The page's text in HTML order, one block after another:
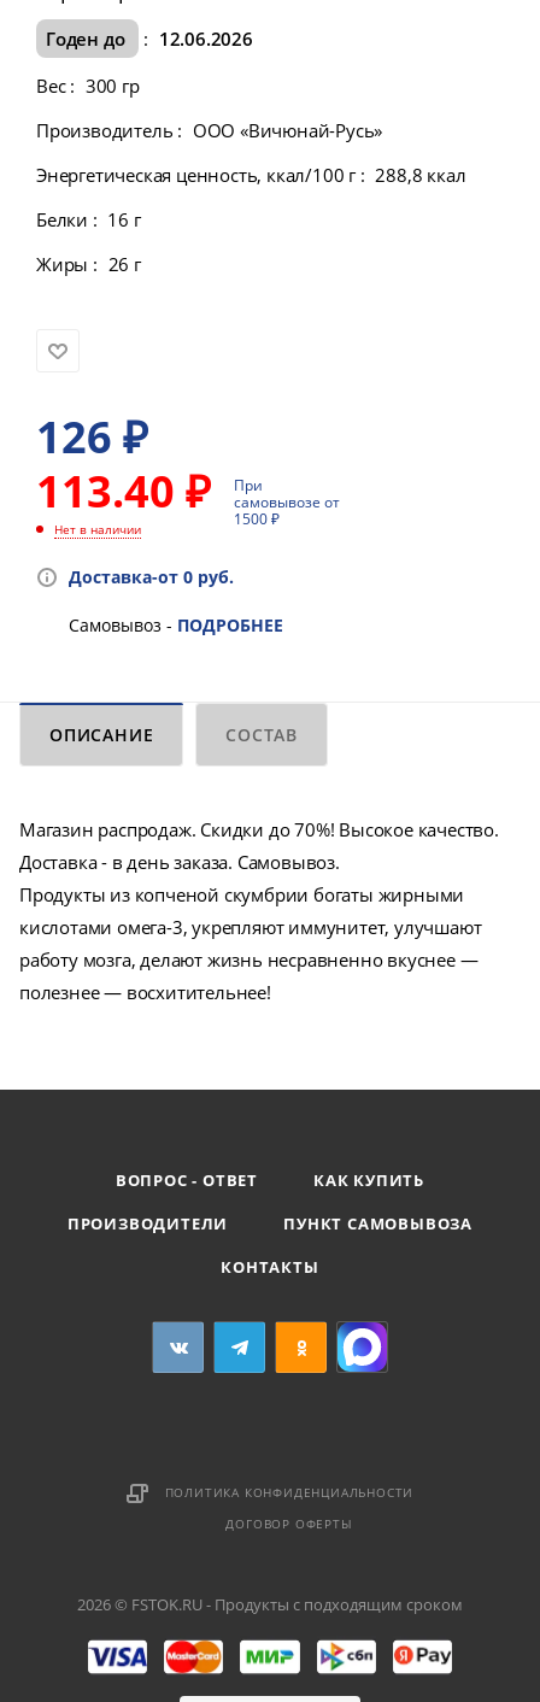
Годен до : 12.06.2026
Вес : 300 гр
Производитель : ООО «Вичюнай-Русь»
Энергетическая ценность, ккал/100 г : 288,8 ккал
Белки : 16 г
Жиры : 26 г
126 ₽
113.40 ₽
При
самовывозе от
1500 ₽
Нет в наличии
Доставка-от 0 руб.
Самовывоз - ПОДРОБНЕЕ
ОПИСАНИЕ СОСТАВ
Магазин распродаж. Скидки до 70%! Высокое качество.
Доставка - в день заказа. Самовывоз.
Продукты из копченой скумбрии богаты жирными
кислотами омега-3, укрепляют иммунитет, улучшают
работу мозга, делают жизнь несравненно вкуснее —
полезнее — восхитительнее!
ВОПРОС - ОТВЕТ
КАК КУПИТЬ
ПРОИЗВОДИТЕЛИ
ПУНКТ САМОВЫВОЗА
КОНТАКТЫ
ПОЛИТИКА КОНФИДЕНЦИАЛЬНОСТИ
ДОГОВОР ОФЕРТЫ
2026 © FSTOK.RU - Продукты с подходящим сроком